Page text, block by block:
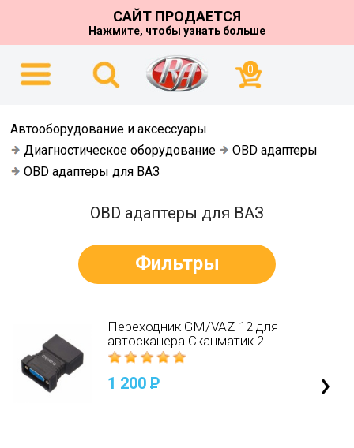
САЙТ ПРОДАЕТСЯ
Нажмите, чтобы узнать больше
0
Автооборудование и аксессуары
Диагностическое оборудование
OBD адаптеры
OBD адаптеры для ВАЗ
OBD адаптеры для ВАЗ
Фильтры
Переходник GM/VAZ-12 для
автосканера Сканматик 2
1 200P